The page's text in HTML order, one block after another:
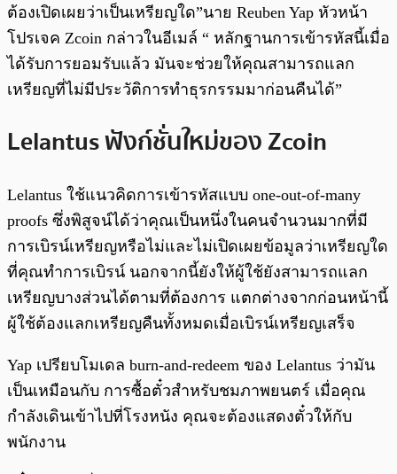
ต้องเปิดเผยว่าเป็นเหรียญใด”นาย Reuben Yap หัวหน้า
โปรเจค Zcoin กล่าวในอีเมล์ “ หลักฐานการเข้ารหัสนี้เมื่อ
ได้รับการยอมรับแล้ว มันจะช่วยให้คุณสามารถแลก
เหรียญที่ไม่มีประวัติการทำธุรกรรมมาก่อนคืนได้”
Lelantus ฟังก์ชั่นใหม่ของ Zcoin
Lelantus ใช้แนวคิดการเข้ารหัสแบบ one-out-of-many
proofs ซึ่งพิสูจน์ได้ว่าคุณเป็นหนึ่งในคนจำนวนมากที่มี
การเบิรน์เหรียญหรือไม่และไม่เปิดเผยข้อมูลว่าเหรียญใด
ที่คุณทำการเบิรน์ นอกจากนี้ยังให้ผู้ใช้ยังสามารถแลก
เหรียญบางส่วนได้ตามที่ต้องการ แตกต่างจากก่อนหน้านี้
ผู้ใช้ต้องแลกเหรียญคืนทั้งหมดเมื่อเบิรน์เหรียญเสร็จ
Yap เปรียบโมเดล burn-and-redeem ของ Lelantus ว่ามัน
เป็นเหมือนกับ การซื้อตั๋วสำหรับชมภาพยนตร์ เมื่อคุณ
กำลังเดินเข้าไปที่โรงหนัง คุณจะต้องแสดงตั๋วให้กับ
พนักงาน